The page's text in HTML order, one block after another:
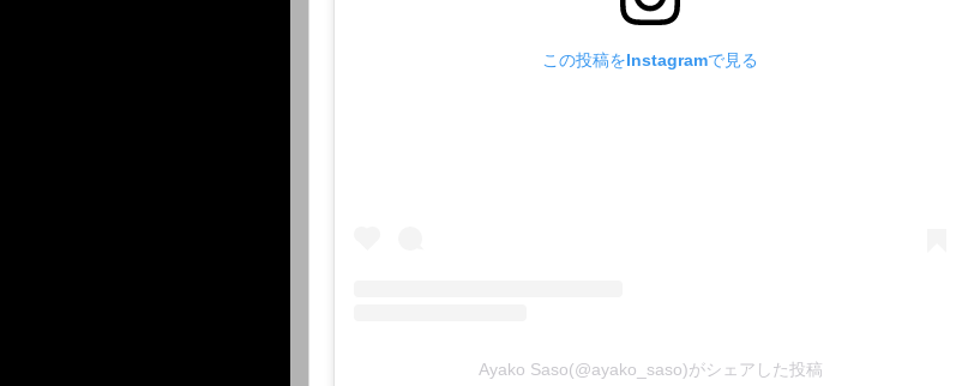
この投稿をInstagramで見る
Ayako Saso(@ayako_saso)がシェアした投稿